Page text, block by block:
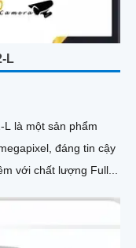
L
L là một sản phẩm
đáng tin cậy
đêm với chất lượng Full...